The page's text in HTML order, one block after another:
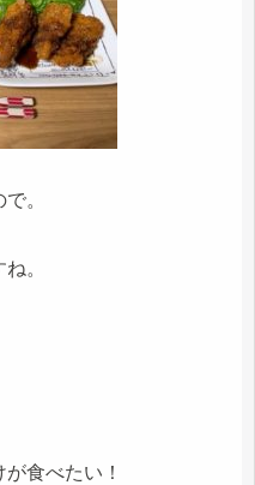
。
。
食べたい！